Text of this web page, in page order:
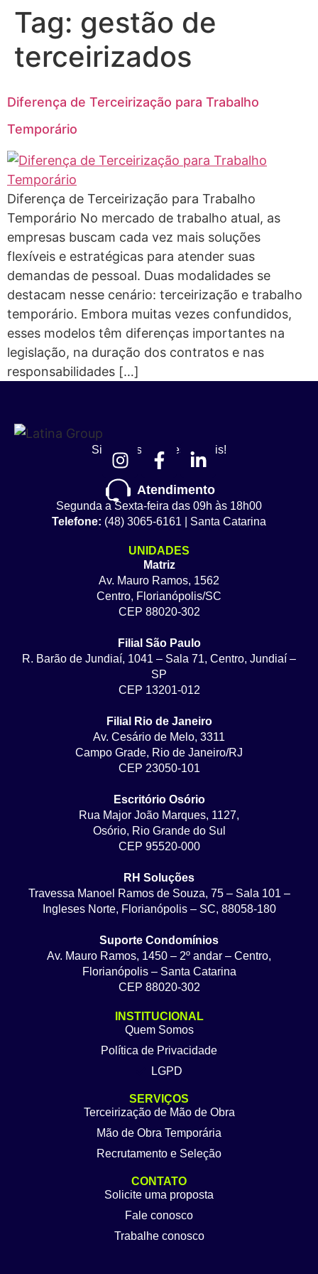
Tag: gestão de
terceirizados
Diferença de Terceirização para Trabalho
Temporário
Diferença de Terceirização para Trabalho
Temporário No mercado de trabalho atual, as
empresas buscam cada vez mais soluções
flexíveis e estratégicas para atender suas
demandas de pessoal. Duas modalidades se
destacam nesse cenário: terceirização e trabalho
temporário. Embora muitas vezes confundidos,
esses modelos têm diferenças importantes na
legislação, na duração dos contratos e nas
responsabilidades […]
Siga nossas redes sociais!
Atendimento
Segunda a Sexta-feira das 09h às 18h00
Telefone: (48) 3065-6161 | Santa Catarina
UNIDADES
Matriz
Av. Mauro Ramos, 1562
Centro, Florianópolis/SC
CEP 88020-302
Filial São Paulo
R. Barão de Jundiaí, 1041 – Sala 71, Centro, Jundiaí –
SP
CEP 13201-012
Filial Rio de Janeiro
Av. Cesário de Melo, 3311
Campo Grade, Rio de Janeiro/RJ
CEP 23050-101
Escritório Osório
Rua Major João Marques, 1127,
Osório, Rio Grande do Sul
CEP 95520-000
RH Soluções
Travessa Manoel Ramos de Souza, 75 – Sala 101 –
Ingleses Norte, Florianópolis – SC, 88058-180
Suporte Condomínios
Av. Mauro Ramos, 1450 – 2º andar – Centro,
Florianópolis – Santa Catarina
CEP 88020-302
INSTITUCIONAL
Quem Somos
Política de Privacidade
LGPD
SERVIÇOS
Terceirização de Mão de Obra
Mão de Obra Temporária
Recrutamento e Seleção
CONTATO
Solicite uma proposta
Fale conosco
Trabalhe conosco